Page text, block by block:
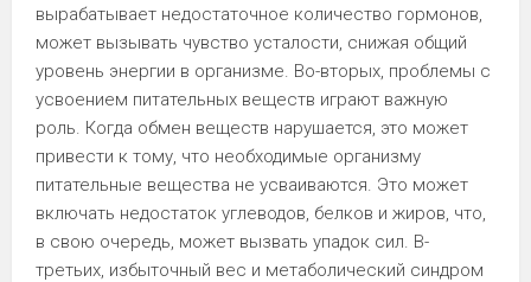
вырабатывает недостаточное количество гормонов,
может вызывать чувство усталости, снижая общий
уровень энергии в организме. Во-вторых, проблемы с
усвоением питательных веществ играют важную
роль. Когда обмен веществ нарушается, это может
привести к тому, что необходимые организму
питательные вещества не усваиваются. Это может
включать недостаток углеводов, белков и жиров, что,
в свою очередь, может вызвать упадок сил. В-
третьих, избыточный вес и метаболический синдром